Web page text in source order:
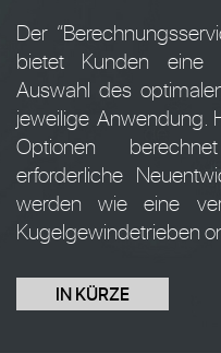
Der
bietet Kunden eine
Auswahl des
jeweilige Anwendung.
Optionen
erforderliche
werden wie eine
Kugelgewindetrieben
IN KÜRZE